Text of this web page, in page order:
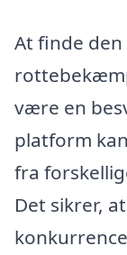
At finde
være en
platform
fra
Det sikrer,